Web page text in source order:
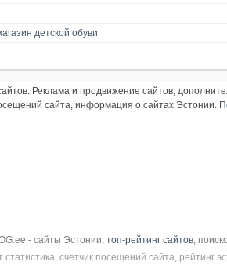
детской обуви
Реклама и продвижение сайтов,
сайта, информация о сайтах Эстонии.
- сайты Эстонии, топ-рейтинг сайтов ,
статистика, счетчик посещений сайта, рейтинг